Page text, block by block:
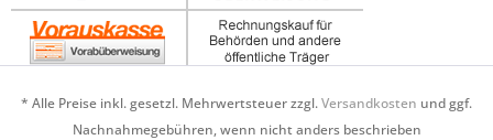
* Alle Preise inkl. gesetzl. Mehrwertsteuer zzgl.Versandkosten und ggf.
Nachnahmegebühren, wenn nicht anders beschrieben